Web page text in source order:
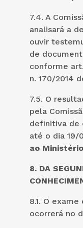
7.4. A
analisará a
ouvir
de
conforme
n. 170/2014
7.5. O
pela
definitiva de
até o dia 19/
ao
8. DA
8.1. O
ocorrerá no